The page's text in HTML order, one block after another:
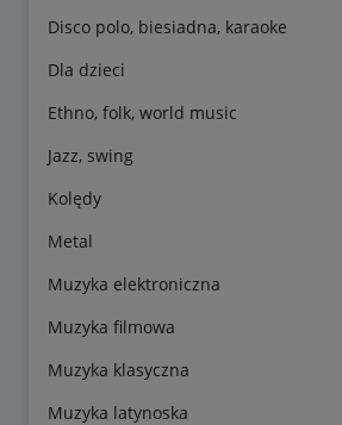
Disco polo, biesiadna, karaoke
Dla dzieci
Ethno, folk, world music
Jazz, swing
Kolędy
Metal
Muzyka elektroniczna
Muzyka filmowa
Muzyka klasyczna
Muzyka latynoska